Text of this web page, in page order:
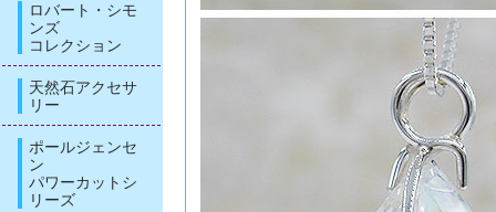
ロバート・シモ
ンズ
コレクション
天然石アクセサ
リー
ポールジェンセ
ン
パワーカットシ
リーズ